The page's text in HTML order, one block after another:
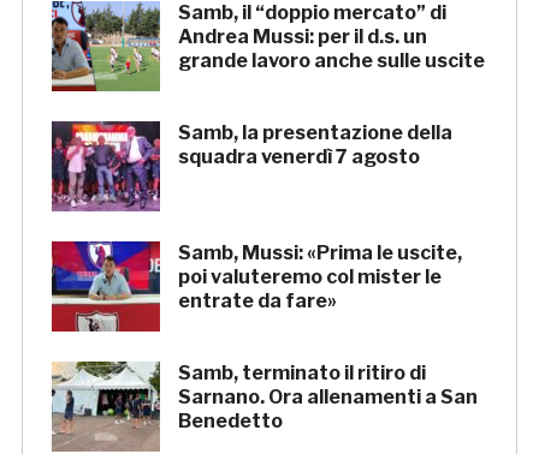
Samb, il “doppio mercato” di
Andrea Mussi: per il d.s. un
grande lavoro anche sulle uscite
Samb, la presentazione della
squadra venerdì 7 agosto
Samb, Mussi: «Prima le uscite,
poi valuteremo col mister le
entrate da fare»
Samb, terminato il ritiro di
Sarnano. Ora allenamenti a San
Benedetto